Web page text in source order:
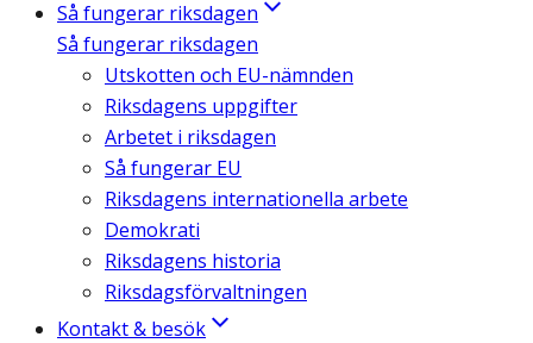
Så fungerar riksdagen
Så fungerar riksdagen
Utskotten och EU-nämnden
Riksdagens uppgifter
Arbetet i riksdagen
Så fungerar EU
Riksdagens internationella arbete
Demokrati
Riksdagens historia
Riksdagsförvaltningen
Kontakt & besök